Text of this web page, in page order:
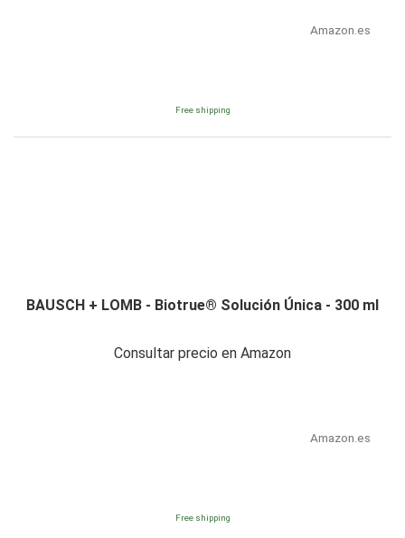
Amazon.es
Free shipping
BAUSCH + LOMB - Biotrue® Solución Única - 300 ml
Consultar precio en Amazon
Amazon.es
Free shipping